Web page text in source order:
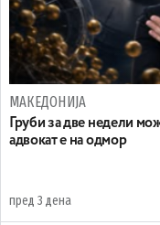
МАКЕДОНИЈА
Груби за две недели
адвокат е на одмор
пред 3 дена